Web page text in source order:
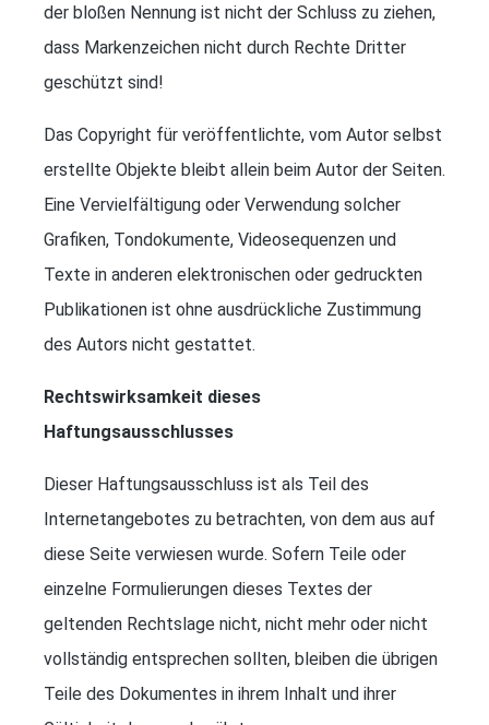
der bloßen Nennung ist nicht der Schluss zu ziehen,
dass Markenzeichen nicht durch Rechte Dritter
geschützt sind!
Das Copyright für veröffentlichte, vom Autor selbst
erstellte Objekte bleibt allein beim Autor der Seiten.
Eine Vervielfältigung oder Verwendung solcher
Grafiken, Tondokumente, Videosequenzen und
Texte in anderen elektronischen oder gedruckten
Publikationen ist ohne ausdrückliche Zustimmung
des Autors nicht gestattet.
Rechtswirksamkeit dieses
Haftungsausschlusses
Dieser Haftungsausschluss ist als Teil des
Internetangebotes zu betrachten, von dem aus auf
diese Seite verwiesen wurde. Sofern Teile oder
einzelne Formulierungen dieses Textes der
geltenden Rechtslage nicht, nicht mehr oder nicht
vollständig entsprechen sollten, bleiben die übrigen
Teile des Dokumentes in ihrem Inhalt und ihrer